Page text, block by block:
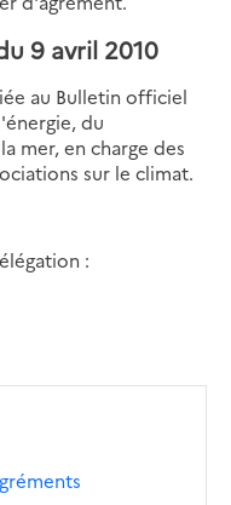
9 avril 2010
au Bulletin officiel
du
mer, en charge des
sur le climat.
: